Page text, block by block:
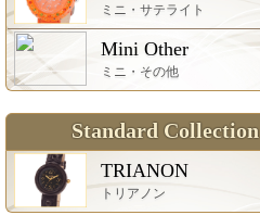
ミニ・サテライト
Mini Other
ミニ・その他
Standard Collection
TRIANON
トリアノン